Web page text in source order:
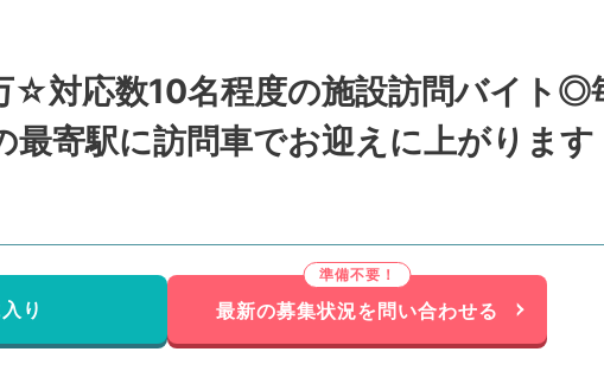
☆対応数10名程度の施設訪問バイト◎
最寄駅に訪問車でお迎えに上がりま
り 最新の募集状況を問い合わせる